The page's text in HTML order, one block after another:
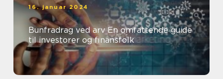
16. januar 2024
Bunfradrag ved arv En omfattende guide
til investorer og finansfolk